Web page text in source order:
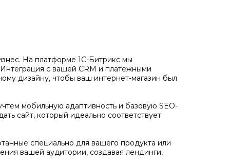
На платформе 1С-Битрикс мы
с вашей CRM и платежными
дизайну, чтобы ваш интернет-магазин был
мобильную адаптивность и базовую SEO-
сайт, который идеально соответствует
специально для вашего продукта или
вашей аудитории, создавая лендинги,